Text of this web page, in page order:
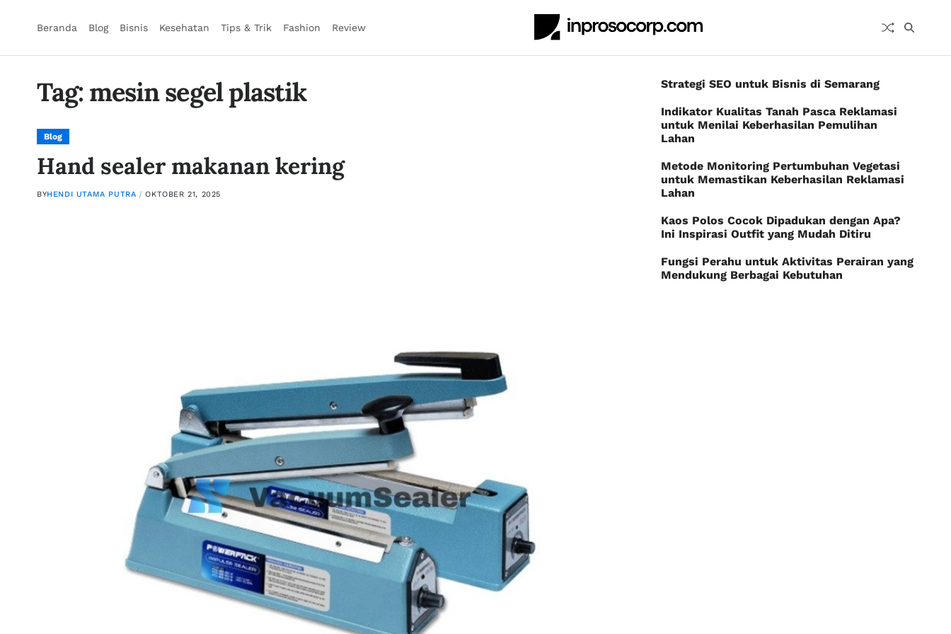
Beranda Blog Bisnis Kesehatan Tips & Trik Fashion Review
Tag: mesin segel plastik
Blog
Hand sealer makanan kering
BYHENDI UTAMA PUTRA OKTOBER 21, 2025
Strategi SEO untuk Bisnis di Semarang
Indikator Kualitas Tanah Pasca Reklamasi
untuk Menilai Keberhasilan Pemulihan
Lahan
Metode Monitoring Pertumbuhan Vegetasi
untuk Memastikan Keberhasilan Reklamasi
Lahan
Kaos Polos Cocok Dipadukan dengan Apa?
Ini Inspirasi Outfit yang Mudah Ditiru
Fungsi Perahu untuk Aktivitas Perairan yang
Mendukung Berbagai Kebutuhan